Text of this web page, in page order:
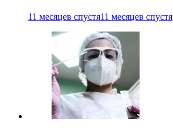
11 месяцев спустя11 месяцев спустя